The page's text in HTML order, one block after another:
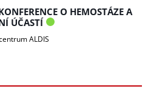
O HEMOSTÁZE A
ÚČASTÍ
ALDIS